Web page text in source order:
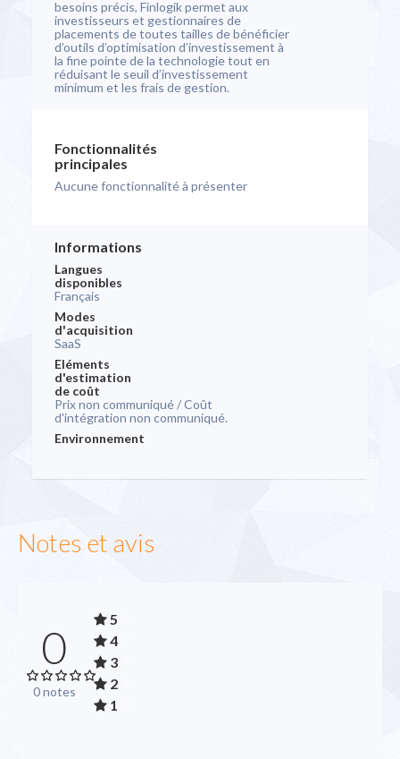
besoins précis, Finlogik permet aux
investisseurs et gestionnaires de
placements de toutes tailles de bénéficier
d’outils d’optimisation d’investissement à
la fine pointe de la technologie tout en
réduisant le seuil d’investissement
minimum et les frais de gestion.
Fonctionnalités
principales
Aucune fonctionnalité à présenter
Informations
Langues
disponibles
Français
Modes
d'acquisition
SaaS
Eléments
d'estimation
de coût
Prix non communiqué / Coût
d'intégration non communiqué.
Environnement
Notes et avis
0
0 notes
5
4
3
2
1